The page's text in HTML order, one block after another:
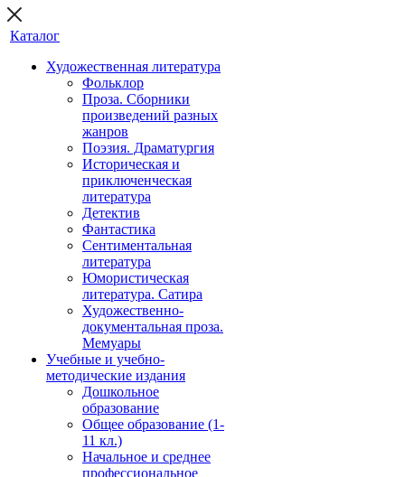
Каталог
Художественная литература
Фольклор
Проза. Сборники
произведений разных
жанров
Поэзия. Драматургия
Историческая и
приключенческая
литература
Детектив
Фантастика
Сентиментальная
литература
Юмористическая
литература. Сатира
Художественно-
документальная проза.
Мемуары
Учебные и учебно-
методические издания
Дошкольное
образование
Общее образование (1-
11 кл.)
Начальное и среднее
профессиональное